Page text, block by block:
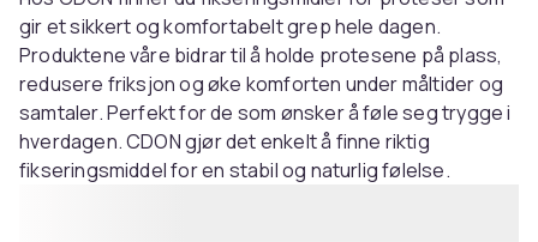
gir et sikkert og komfortabelt grep hele dagen.
Produktene våre bidrar til å holde protesene på plass,
redusere friksjon og øke komforten under måltider og
samtaler. Perfekt for de som ønsker å føle seg trygge i
hverdagen. CDON gjør det enkelt å finne riktig
fikseringsmiddel for en stabil og naturlig følelse.